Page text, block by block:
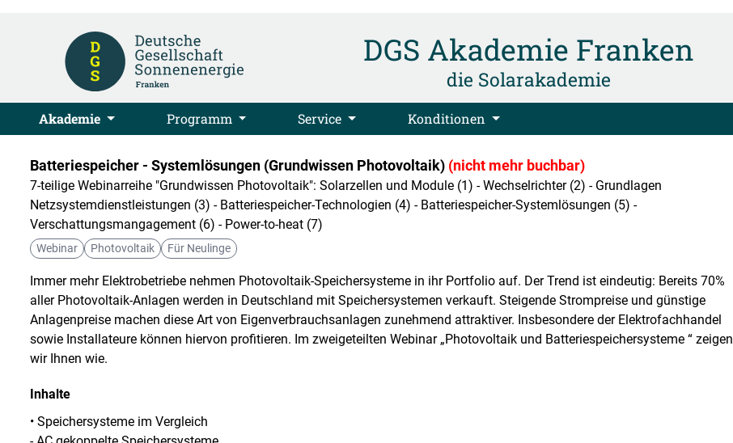
DGS Akademie Franken
die Solarakademie
Akademie Programm Service Konditionen
Batteriespeicher - Systemlösungen (Grundwissen Photovoltaik) (nicht mehr buchbar)
7-teilige Webinarreihe "Grundwissen Photovoltaik": Solarzellen und Module (1) - Wechselrichter (2) - Grundlagen
Netzsystemdienstleistungen (3) - Batteriespeicher-Technologien (4) - Batteriespeicher-Systemlösungen (5) -
Verschattungsmangagement (6) - Power-to-heat (7)
Webinar Photovoltaik Für Neulinge
Immer mehr Elektrobetriebe nehmen Photovoltaik-Speichersysteme in ihr Portfolio auf. Der Trend ist eindeutig: Bereits 70%
aller Photovoltaik-Anlagen werden in Deutschland mit Speichersystemen verkauft. Steigende Strompreise und günstige
Anlagenpreise machen diese Art von Eigenverbrauchsanlagen zunehmend attraktiver. Insbesondere der Elektrofachhandel
sowie Installateure können hiervon profitieren. Im zweigeteilten Webinar „Photovoltaik und Batteriespeichersysteme “ zeigen
wir Ihnen wie.
Inhalte
• Speichersysteme im Vergleich